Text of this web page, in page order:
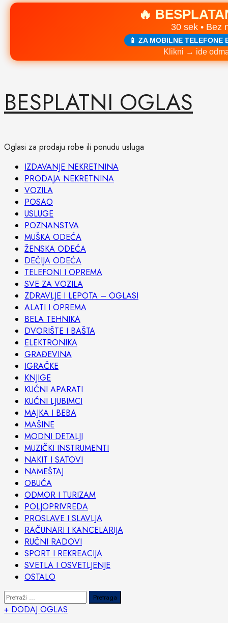
🔥
30 sek • Bez
📱 ZA MOBILNE TELEFONE
Klikni → ide
Skip
to
content
BESPLATNI OGLAS
Oglasi za prodaju robe ili ponudu usluga
Primary
Menu
IZDAVANJE NEKRETNINA
PRODAJA NEKRETNINA
VOZILA
POSAO
USLUGE
POZNANSTVA
MUŠKA ODEĆA
ŽENSKA ODEĆA
DEČIJA ODEĆA
TELEFONI I OPREMA
SVE ZA VOZILA
ZDRAVLJE I LEPOTA – OGLASI
ALATI I OPREMA
BELA TEHNIKA
DVORIŠTE I BAŠTA
ELEKTRONIKA
GRAĐEVINA
IGRAČKE
KNJIGE
KUĆNI APARATI
KUĆNI LJUBIMCI
MAJKA I BEBA
MAŠINE
MODNI DETALJI
MUZIČKI INSTRUMENTI
NAKIT I SATOVI
NAMEŠTAJ
OBUĆA
ODMOR I TURIZAM
POLJOPRIVREDA
PROSLAVE I SLAVLJA
RAČUNARI I KANCELARIJA
RUČNI RADOVI
SPORT I REKREACIJA
SVETLA I OSVETLJENJE
OSTALO
Pretraga:
+ DODAJ OGLAS